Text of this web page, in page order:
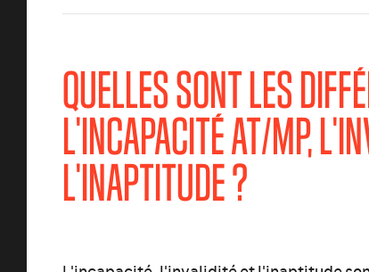
QUELLES SONT LES
L'INCAPACITÉ AT/MP,
L'INAPTITUDE ?